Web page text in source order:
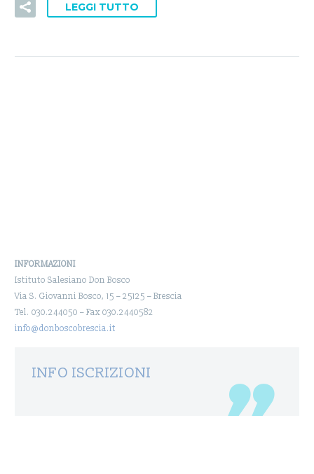
LEGGI TUTTO
INFORMAZIONI
Istituto Salesiano Don Bosco
Via S. Giovanni Bosco, 15 – 25125 – Brescia
Tel. 030.244050 – Fax 030.2440582
info@donboscobrescia.it
INFO ISCRIZIONI